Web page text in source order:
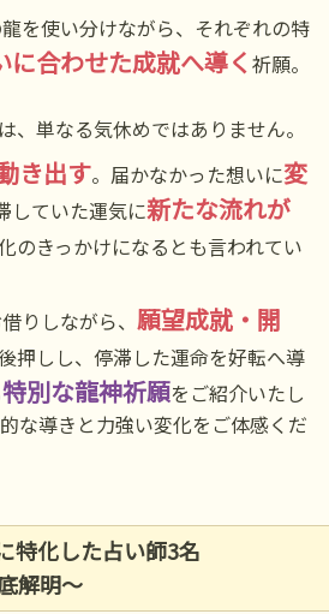
を使い分けながら、それぞれの特
に合わせた成就へ導く祈願。
、単なる気休めではありません。
き出す。届かなかった想いに変
していた運気に新たな流れが
のきっかけになるとも言われてい
りしながら、 願望成就・開
押しし、停滞した運命を好転へ導
特別な龍神祈願をご紹介いたし
な導きと力強い変化をご体感くだ
特化した占い師3名
解明～